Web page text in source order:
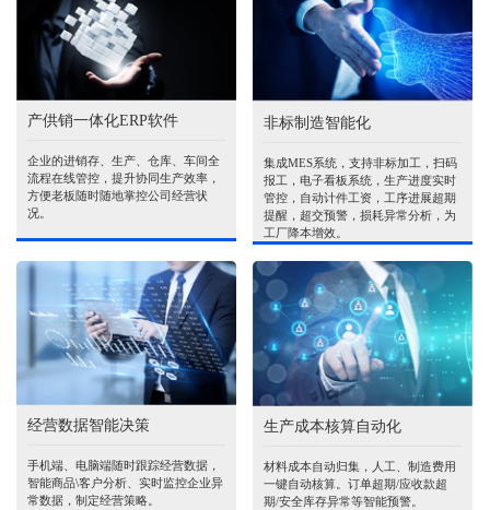
产供销一体化ERP软件
企业的进销存、生产、仓库、车间全
流程在线管控，提升协同生产效率，
方便老板随时随地掌控公司经营状
况。
非标制造智能化
集成MES系统，支持非标加工，扫码
报工，电子看板系统，生产进度实时
管控，自动计件工资，工序进展超期
提醒，超交预警，损耗异常分析，为
工厂降本增效。
经营数据智能决策
手机端、电脑端随时跟踪经营数据，
智能商品\客户分析、实时监控企业异
常数据，制定经营策略。
生产成本核算自动化
材料成本自动归集，人工、制造费用
一键自动核算。订单超期/应收款超
期/安全库存异常等智能预警。